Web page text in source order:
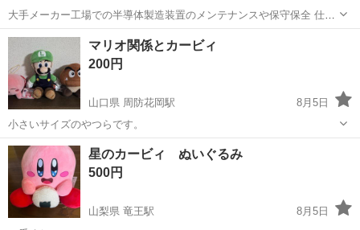
大手メーカー工場での半導体製造装置のメンテナンスや保守保全 仕事
内容 ＼フラッシュメモリの製造を行う工場で半導体製造装置の保守・
点検のお仕事／ 新工場新設に伴い、請負現場の立ち上げを行います！
※立ち上げ時期目安：2...
岩手 北上市 その他
マリオ関係とカービィ
200円
山口県 周防花岡駅
8月5日
小さいサイズのやつらです。
山口 周南市 周防花岡駅 おもちゃ
星のカービィ ぬいぐるみ
500円
山梨県 竜王駅
8月5日